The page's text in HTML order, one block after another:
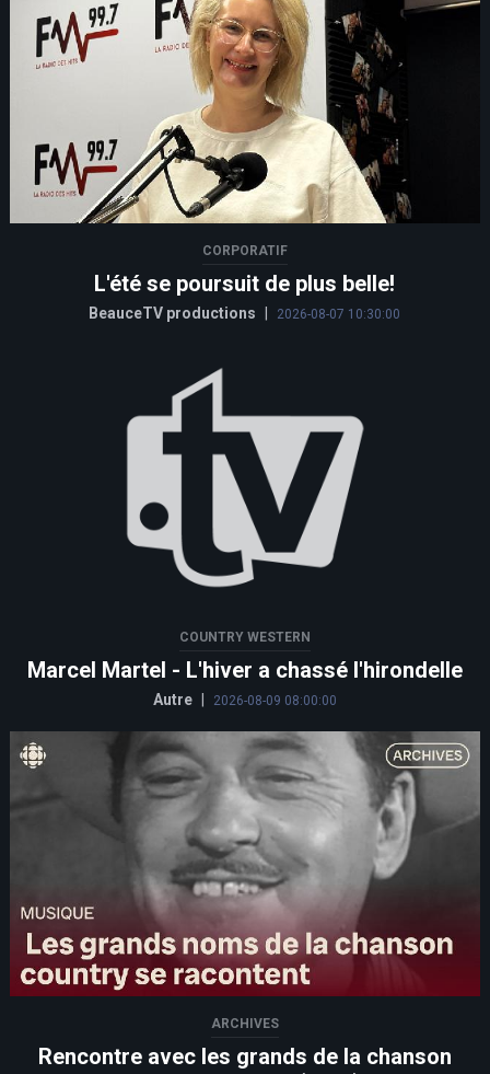
CORPORATIF
L'été se poursuit de plus belle!
BeauceTV productions 2026-08-07 10:30:00
COUNTRY WESTERN
Marcel Martel - L'hiver a chassé l'hirondelle
Autre 2026-08-09 08:00:00
ARCHIVES
Rencontre avec les grands de la chanson